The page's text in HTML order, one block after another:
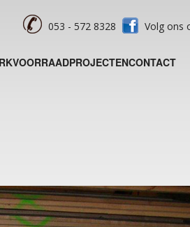
053 - 572 8328 Volg ons
VOORRAADPROJECTENCONTACT